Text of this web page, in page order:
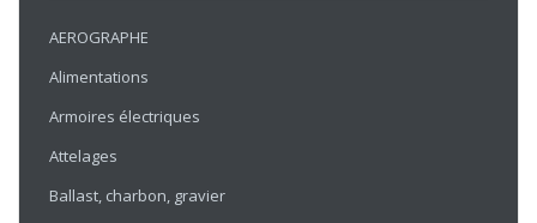
AEROGRAPHE
Alimentations
Armoires électriques
Attelages
Ballast, charbon, gravier